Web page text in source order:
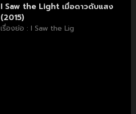
I Saw the Light เมื่อดาวดับแสง
(2015)
เรื่องย่อ : I Saw the Lig